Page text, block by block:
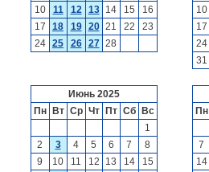
10
11 12 13 14 15
16
17
18 19 20 21 22
23
24
25 26 27 28
10
17
24
31
Июнь 2025
Пн
Вт Ср Чт Пт Сб
Вс
1
2
3 4 5 6 7
8
9
10 11 12 13 14
15
Пн
7
14